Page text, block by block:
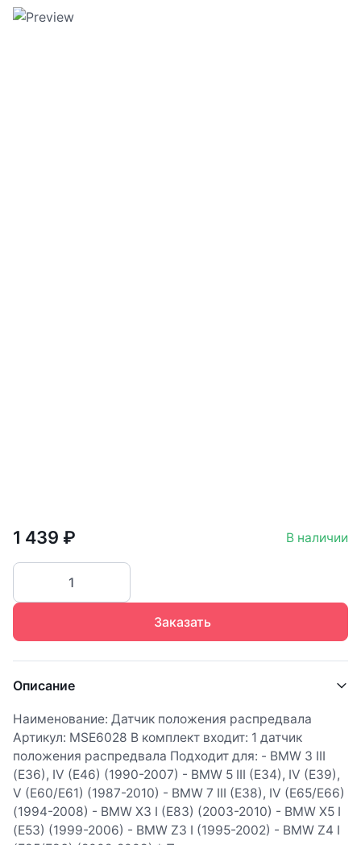
1 439 ₽ В наличии
Заказать
Описание
Наименование: Датчик положения распредвала
Артикул: MSE6028 В комплект входит: 1 датчик
положения распредвала Подходит для: - BMW 3 III
(E36), IV (E46) (1990-2007) - BMW 5 III (E34), IV (E39),
V (E60/E61) (1987-2010) - BMW 7 III (E38), IV (E65/E66)
(1994-2008) - BMW X3 I (E83) (2003-2010) - BMW X5 I
(E53) (1999-2006) - BMW Z3 I (1995-2002) - BMW Z4 I